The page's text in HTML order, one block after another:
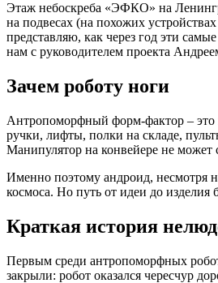
Этаж небоскреба «ЭФКО» на
на подвесах (на похожих
представляю, как через год эти
нам с руководителем проекта
Зачем роботу ноги
Антропоморфный форм-фактор – это
ручки, лифты, полки на складе,
Манипулятор на конвейере не может
Именно поэтому андроид, несмотря
космоса. Но путь от идеи до изделия
Краткая история
Первым среди антропоморфных
закрыли: робот оказался чересчур